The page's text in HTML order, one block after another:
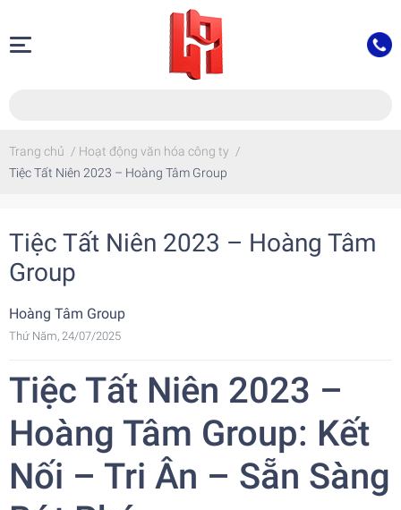
Trang chủ / Hoạt động văn hóa công ty /
Tiệc Tất Niên 2023 – Hoàng Tâm Group
Tiệc Tất Niên 2023 – Hoàng Tâm
Group
Hoàng Tâm Group
Thứ Năm, 24/07/2025
Tiệc Tất Niên 2023 –
Hoàng Tâm Group: Kết
Nối – Tri Ân – Sẵn Sàng